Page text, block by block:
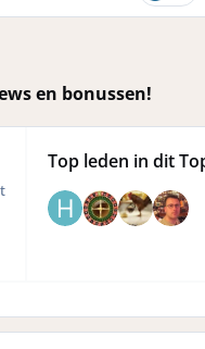
en bonussen!
Top leden in dit
topic overview